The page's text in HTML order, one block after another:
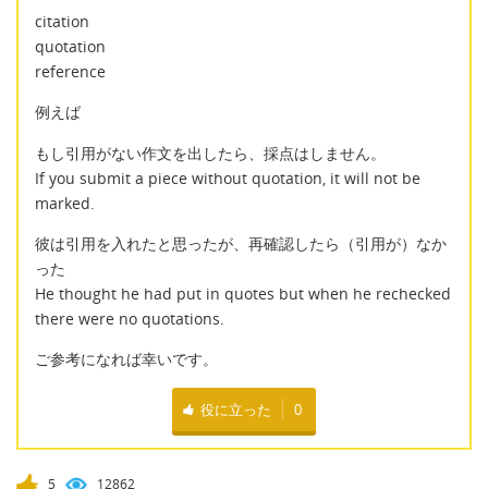
citation
quotation
reference
例えば
もし引用がない作文を出したら、採点はしません。
If you submit a piece without quotation, it will not be
marked.
彼は引用を入れたと思ったが、再確認したら（引用が）なか
った
He thought he had put in quotes but when he rechecked
there were no quotations.
ご参考になれば幸いです。
役に立った 0
5 12862